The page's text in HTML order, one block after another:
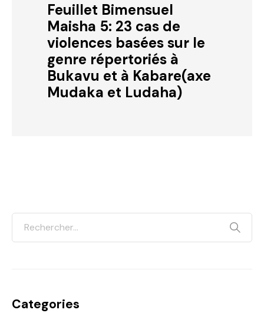
Feuillet Bimensuel
Maisha 5: 23 cas de
violences basées sur le
genre répertoriés à
Bukavu et à Kabare(axe
Mudaka et Ludaha)
Categories